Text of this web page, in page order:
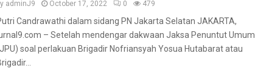
adminJ9 October 17, 2022 0 479
Candrawathi dalam sidang PN Jakarta Selatan JAKARTA,
– Setelah mendengar dakwaan Jaksa Penuntut Umum
soal perlakuan Brigadir Nofriansyah Yosua Hutabarat atau